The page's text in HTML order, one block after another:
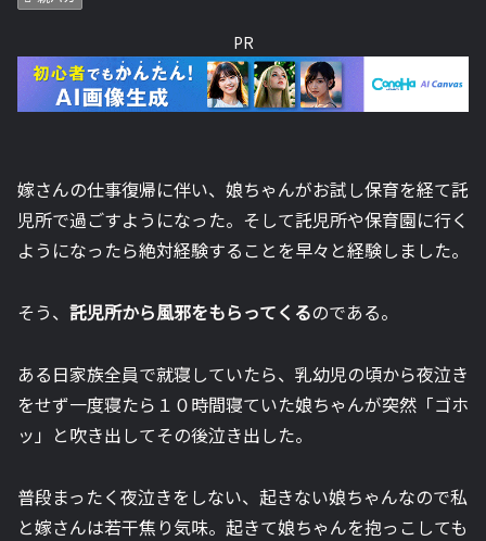
PR
嫁さんの仕事復帰に伴い、娘ちゃんがお試し保育を経て託
児所で過ごすようになった。そして託児所や保育園に行く
ようになったら絶対経験することを早々と経験しました。
そう、 託児所から風邪をもらってくるのである。
ある日家族全員で就寝していたら、乳幼児の頃から夜泣き
をせず一度寝たら１０時間寝ていた娘ちゃんが突然「ゴホ
ッ」と吹き出してその後泣き出した。
普段まったく夜泣きをしない、起きない娘ちゃんなので私
と嫁さんは若干焦り気味。起きて娘ちゃんを抱っこしても